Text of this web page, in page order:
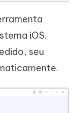
iOS.
seu